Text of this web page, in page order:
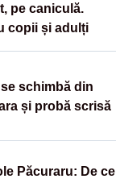
pe caniculă.
copii și adulți
schimbă din
și probă scrisă
Păcuraru: De ce